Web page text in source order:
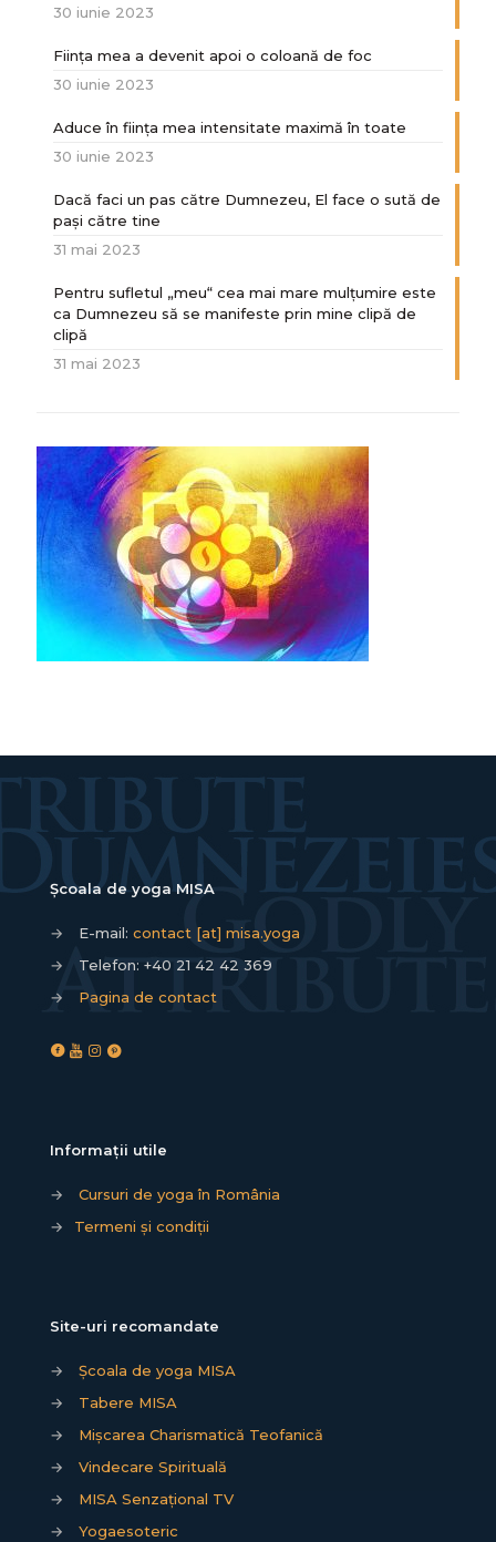
30 iunie 2023
Ființa mea a devenit apoi o coloană de foc
30 iunie 2023
Aduce în ființa mea intensitate maximă în toate
30 iunie 2023
Dacă faci un pas către Dumnezeu, El face o sută de
paşi către tine
31 mai 2023
Pentru sufletul „meu“ cea mai mare mulțumire este
ca Dumnezeu să se manifeste prin mine clipă de
clipă
31 mai 2023
Școala de yoga MISA
→ E-mail: contact [at] misa.yoga
→
Telefon: +40 21 42 42 369
→
Pagina de contact
Informații utile
→
Cursuri de yoga în România
→
Termeni și condiții
Site-uri recomandate
→
Școala de yoga MISA
→
Tabere MISA
→
Mișcarea Charismatică Teofanică
→
Vindecare Spirituală
→
MISA Senzațional TV
→
Yogaesoteric